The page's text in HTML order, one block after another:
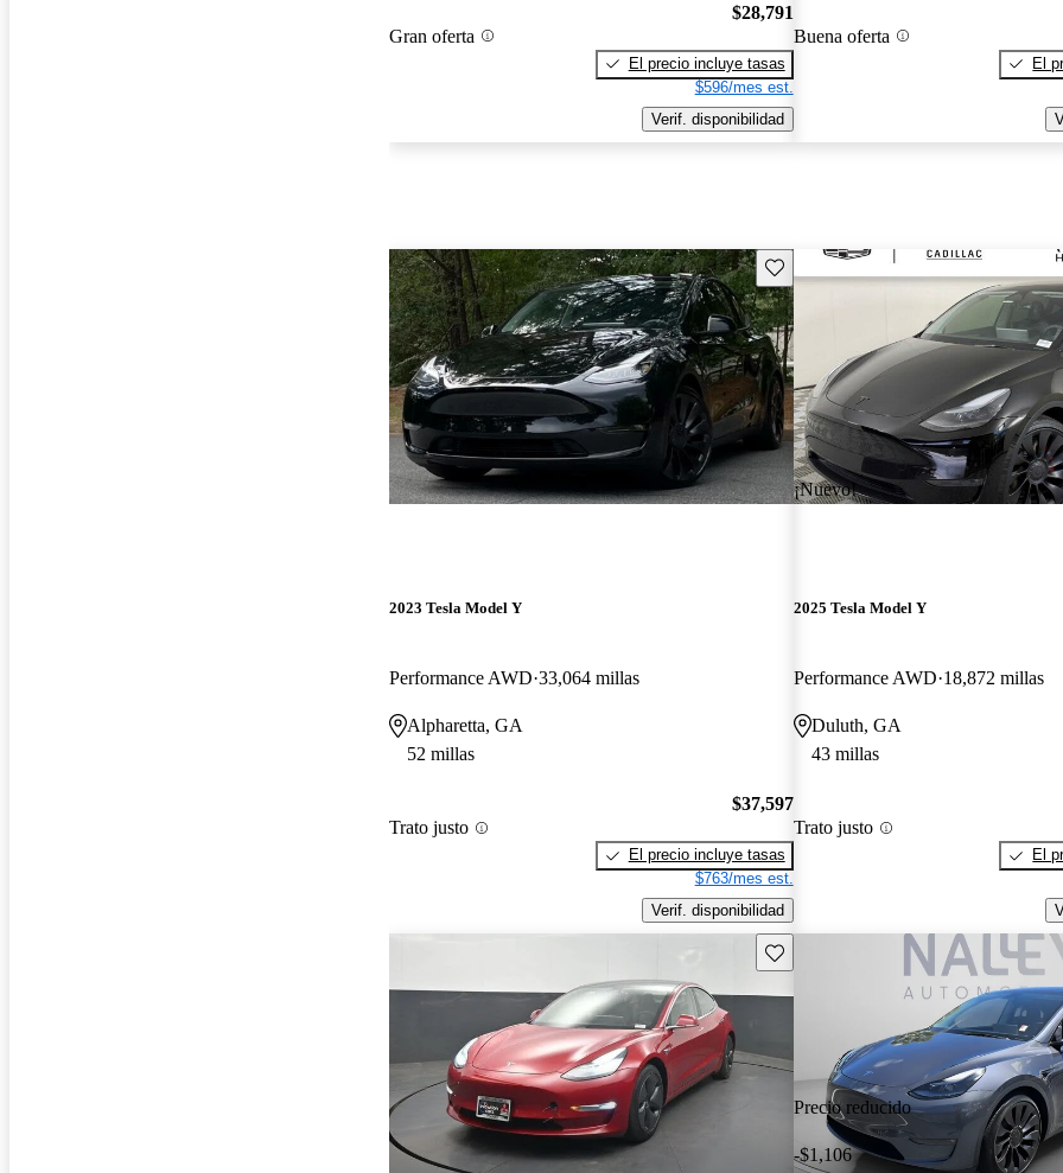
Gran oferta
$28,791
El precio incluye tasas
$596/mes est.
Verif. disponibilidad
Buena oferta
El
Guarda este Aviso
2023 Tesla Model Y
Performance AWD 33,064 millas
Alpharetta, GA
52 millas
Trato justo
$37,597
El precio incluye tasas
$763/mes est.
Verif. disponibilidad
¡Nuevo!
2025 Tesla Model Y
Performance AWD 18,872 millas
Duluth, GA
43 millas
Trato justo
El
Guarda este Aviso
Precio reducido
-$1,106